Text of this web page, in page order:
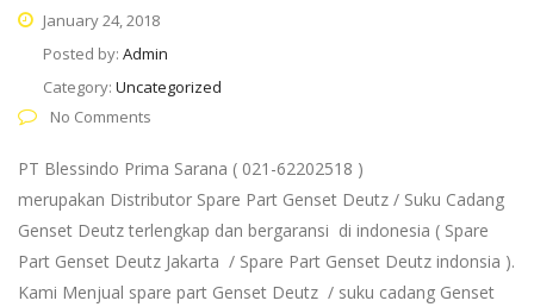
January 24, 2018
Posted by: Admin
Category: Uncategorized
No Comments
PT Blessindo Prima Sarana ( 021-62202518 )
merupakan Distributor Spare Part Genset Deutz / Suku Cadang
Genset Deutz terlengkap dan bergaransi di indonesia ( Spare
Part Genset Deutz Jakarta / Spare Part Genset Deutz indonsia ).
Kami Menjual spare part Genset Deutz / suku cadang Genset